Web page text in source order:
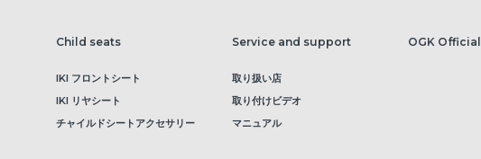
Child seats
IKI フロントシート
IKI リヤシート
チャイルドシートアクセサリー
Service and support
取り扱い店
取り付けビデオ
マニュアル
OGK